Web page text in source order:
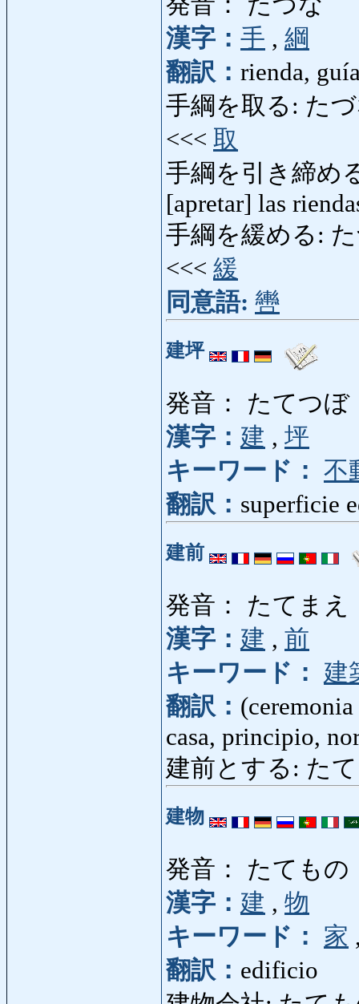
漢字： 手 , 綱
翻訳： rienda,
手綱を取る: た
<<< 取
手綱を引き締め
[apretar] las
手綱を緩める:
<<< 緩
同意語: 轡
建坪
発音： たてつぼ
漢字： 建 , 坪
キーワード： 不
翻訳： superficie
建前
発音： たてまえ
漢字： 建 , 前
キーワード：
建
翻訳：
casa, principio,
建前とする: た
建物
発音： たてもの
漢字： 建 , 物
キーワード：
家
翻訳： edificio